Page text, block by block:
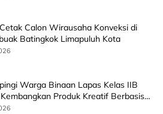
Calon Wirausaha Konveksi di
Batingkok Limapuluh Kota
Warga Binaan Lapas Kelas IIB
Produk Kreatif Berbasis